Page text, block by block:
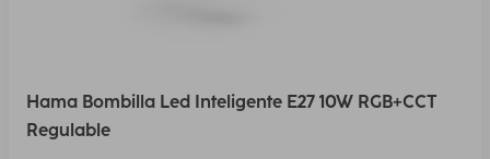
Hama Bombilla Led Inteligente E27 10W RGB+CCT
Regulable